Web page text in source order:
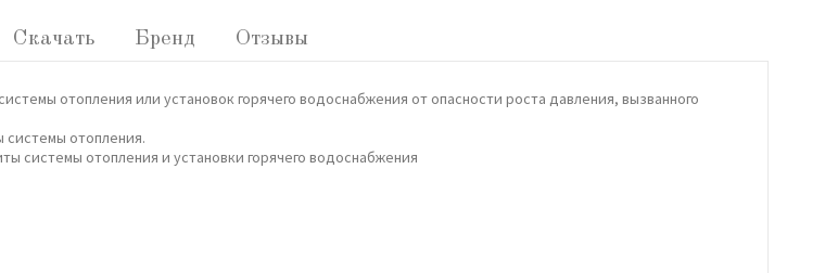
Скачать Бренд Отзывы
отопления или установок горячего водоснабжения от опасности роста давления, вызванного
системы отопления.
системы отопления и установки горячего водоснабжения